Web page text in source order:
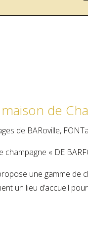
de
de BARoville,
champagne « DE
une gamme
un lieu d’accueil